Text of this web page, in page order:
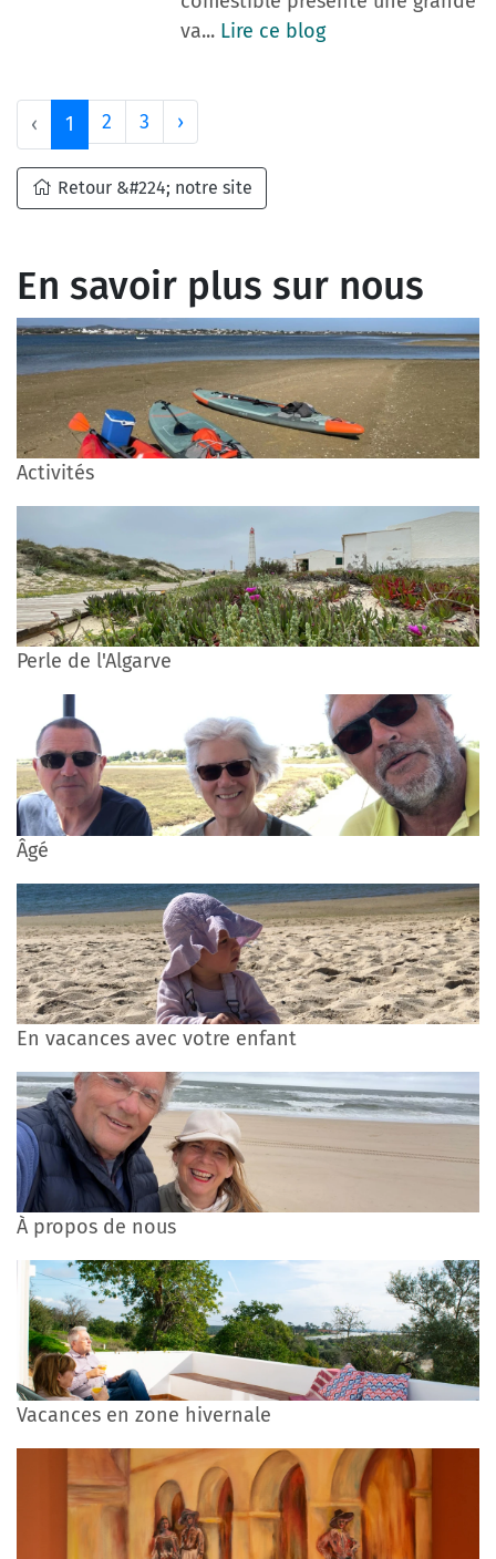
va... Lire ce blog
‹ 1 2 3 ›
Retour &#224; notre site
En savoir plus sur nous
Activités
Perle de l'Algarve
Âgé
En vacances avec votre enfant
À propos de nous
Vacances en zone hivernale